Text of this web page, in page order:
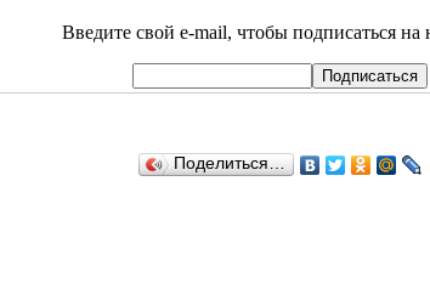
Введите свой e-mail, чтобы подписаться на
Поделиться…